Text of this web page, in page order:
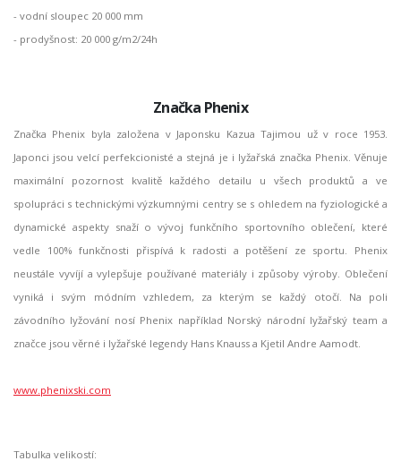
- vodní sloupec 20 000 mm
- prodyšnost: 20 000 g/m2/24h
Značka Phenix
Značka Phenix byla založena v Japonsku Kazua Tajimou už v roce 1953.
Japonci jsou velcí perfekcionisté a stejná je i lyžařská značka Phenix. Věnuje
maximální pozornost kvalitě každého detailu u všech produktů a ve
spolupráci s technickými výzkumnými centry se s ohledem na fyziologické a
dynamické aspekty snaží o vývoj funkčního sportovního oblečení, které
vedle 100% funkčnosti přispívá k radosti a potěšení ze sportu. Phenix
neustále vyvíjí a vylepšuje používané materiály i způsoby výroby. Oblečení
vyniká i svým módním vzhledem, za kterým se každý otočí. Na poli
závodního lyžování nosí Phenix například Norský národní lyžařský team a
značce jsou věrné i lyžařské legendy Hans Knauss a Kjetil Andre Aamodt.
www.phenixski.com
Tabulka velikostí: